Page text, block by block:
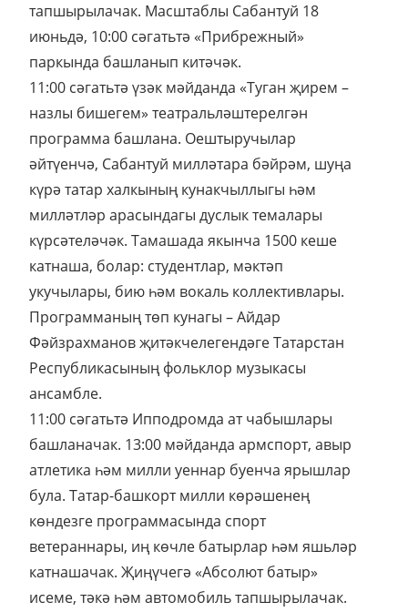
тапшырылачак. Масштаблы Сабантуй 18
июньдә, 10:00 сәгатьтә «Прибрежный»
паркында башланып китәчәк.
11:00 сәгатьтә үзәк мәйданда «Туган җирем –
назлы бишегем» театральләштерелгән
программа башлана. Оештыручылар
әйтүенчә, Сабантуй милләтара бәйрәм, шуңа
күрә татар халкының кунакчыллыгы һәм
милләтләр арасындагы дуслык темалары
күрсәтеләчәк. Тамашада якынча 1500 кеше
катнаша, болар: студентлар, мәктәп
укучылары, бию һәм вокаль коллективлары.
Программаның төп кунагы – Айдар
Фәйзрахманов җитәкчелегендәге Татарстан
Республикасының фольклор музыкасы
ансамбле.
11:00 сәгатьтә Ипподромда ат чабышлары
башланачак. 13:00 мәйданда армспорт, авыр
атлетика һәм милли уеннар буенча ярышлар
була. Татар-башкорт милли көрәшенең
көндезге программасында спорт
ветераннары, иң көчле батырлар һәм яшьләр
катнашачак. Җиңүчегә «Абсолют батыр»
исеме, тәкә һәм автомобиль тапшырылачак.